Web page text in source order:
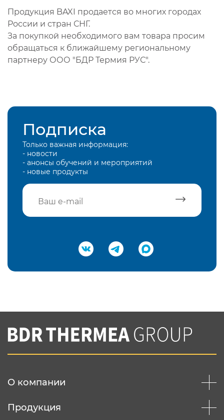
Продукция BAXI продается во многих городах
России и стран СНГ.
За покупкой необходимого вам товара просим
обращаться к ближайшему региональному
партнеру ООО "БДР Термия РУС".
Подписка
Только важная информация:
- новости
- анонсы обучений и мероприятий
- новые продукты
Подтвердить e-mail
Вы соглашаетесь с нашей политикой
конфеденциальности
О компании
Продукция